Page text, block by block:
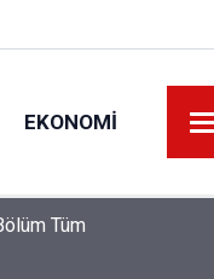
EKONOMI